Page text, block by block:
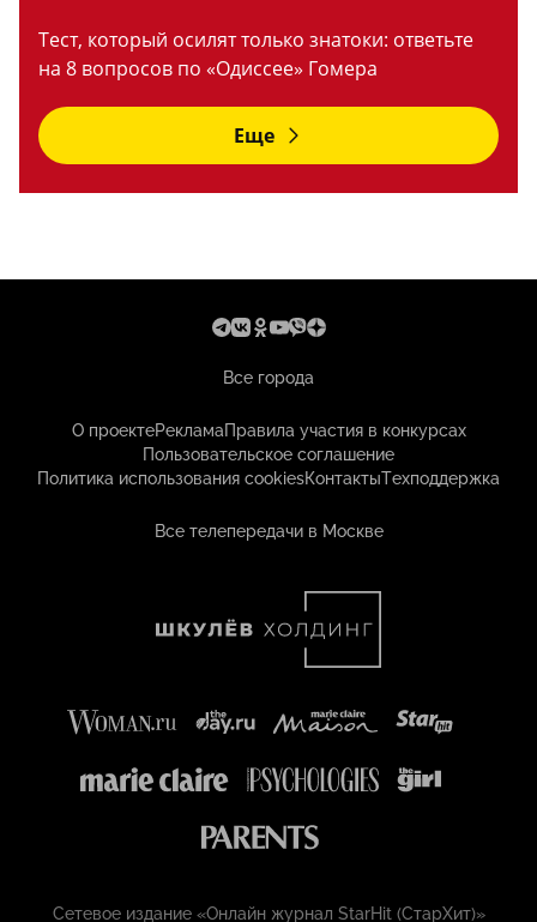
Тест, который осилят только знатоки: ответьте
на 8 вопросов по «Одиссее» Гомера
Еще
Все города
О проектеРекламаПравила участия в конкурсах
Пользовательское соглашение
Политика использования cookiesКонтактыТехподдержка
Все телепередачи в Москве
Сетевое издание «Онлайн журнал StarHit (СтарХит)»